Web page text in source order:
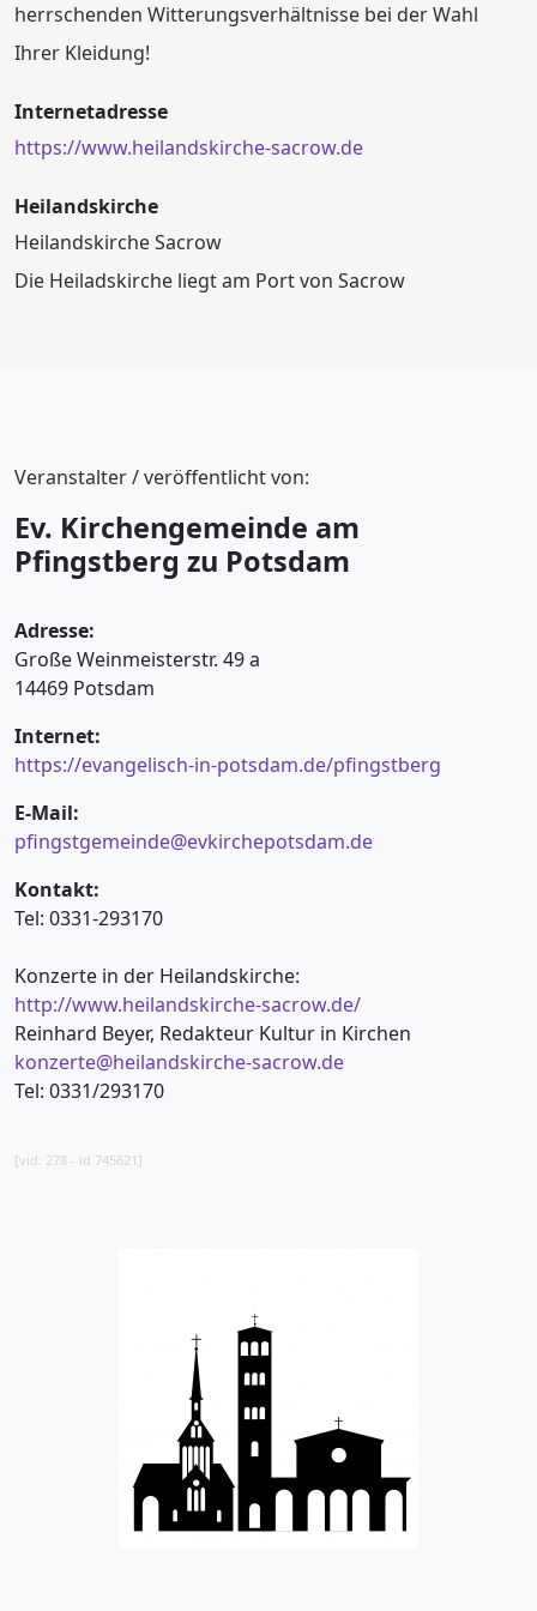
herrschenden Witterungsverhältnisse bei der Wahl
Ihrer Kleidung!
Internetadresse
https://www.heilandskirche-sacrow.de
Heilandskirche
Heilandskirche Sacrow
Die Heiladskirche liegt am Port von Sacrow
Veranstalter / veröffentlicht von:
Ev. Kirchengemeinde am
Pfingstberg zu Potsdam
Adresse:
Große Weinmeisterstr. 49 a
14469 Potsdam
Internet:
https://evangelisch-in-potsdam.de/pfingstberg
E-Mail:
pfingstgemeinde@evkirchepotsdam.de
Kontakt:
Tel: 0331-293170
Konzerte in der Heilandskirche:
http://www.heilandskirche-sacrow.de/
Reinhard Beyer, Redakteur Kultur in Kirchen
konzerte@heilandskirche-sacrow.de
Tel: 0331/293170
[vid: 278 - id 745621]